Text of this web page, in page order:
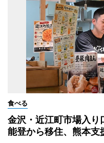
食べる
金沢・近江町市場入
能登から移住、熊本支